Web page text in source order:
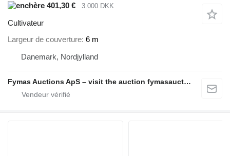
401,30 €
3.000 DKK
Cultivateur
Largeur de couverture 6 m
Danemark, Nordjylland
Fymas Auctions ApS – visit the auction fymasauctions.dk